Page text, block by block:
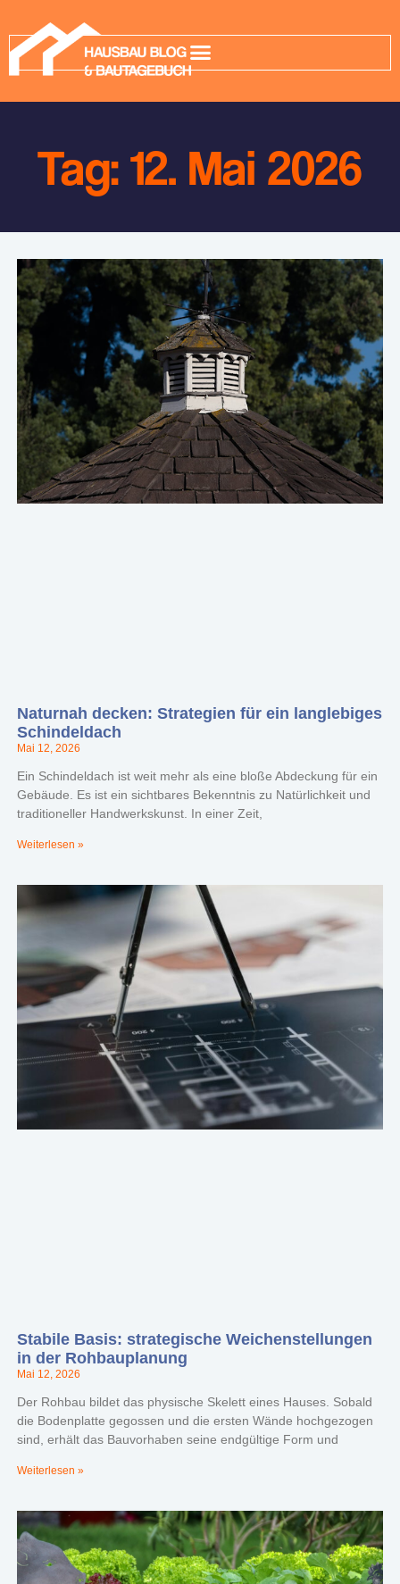
Tag: 12. Mai 2026
Naturnah decken: Strategien für ein langlebiges
Schindeldach
Mai 12, 2026
Ein Schindeldach ist weit mehr als eine bloße Abdeckung für ein
Gebäude. Es ist ein sichtbares Bekenntnis zu Natürlichkeit und
traditioneller Handwerkskunst. In einer Zeit,
Weiterlesen »
Stabile Basis: strategische Weichenstellungen
in der Rohbauplanung
Mai 12, 2026
Der Rohbau bildet das physische Skelett eines Hauses. Sobald
die Bodenplatte gegossen und die ersten Wände hochgezogen
sind, erhält das Bauvorhaben seine endgültige Form und
Weiterlesen »